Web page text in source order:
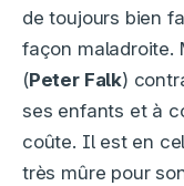
de toujours bien
façon maladroite.
(Peter Falk)
ses enfants et à
coûte. Il est en
très mûre pour